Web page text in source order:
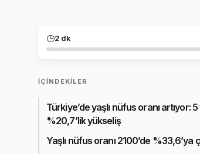
2 dk
İÇINDEKILER
Türkiye’de yaşlı nüfus oranı artıyor: 5
%20,7’lik yükseliş
Yaşlı nüfus oranı 2100’de %33,6’ya